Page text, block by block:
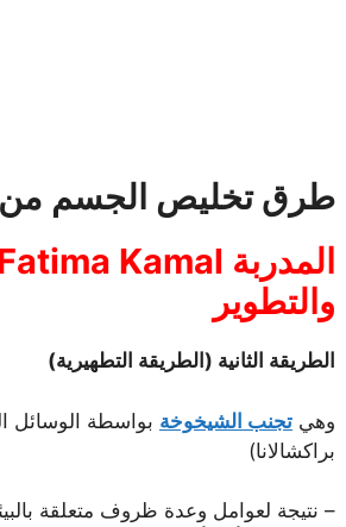
طرق تخليص الجسم من
والتطوير
الطريقة الثانية (الطريقة التطهيرية)
وهي تجنب الشيخوخة بواسطة الوسائل
براكشالانا)
– نتيجة لعوامل وعدة ظروف متعلقة